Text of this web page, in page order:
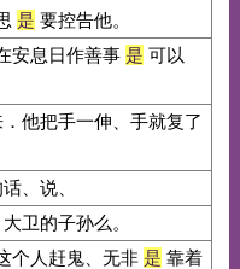
是 要控告他。
安息日作善事 是 可以
他把手一伸、手就复了
、说、
大卫的子孙么。
个人赶鬼、无非 是 靠着